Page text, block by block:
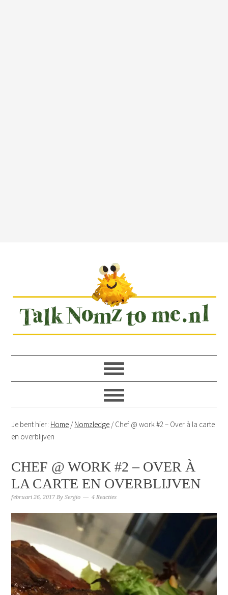
inhoud
sidebar
Je bent hier: Home /Nomzledge /Chef @ work #2 – Over à la carte
en overblijven
CHEF @ WORK #2 – OVER À
LA CARTE EN OVERBLIJVEN
februari 26, 2017 BySergio 4 Reacties